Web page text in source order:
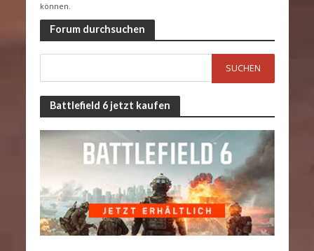
können.
Forum durchsuchen
Battlefield 6 jetzt kaufen